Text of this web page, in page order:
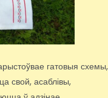
гатовыя схемы,
свой, асаблівы,